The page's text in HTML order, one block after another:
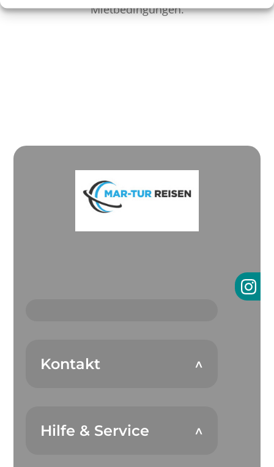
Mietbedingungen.
Kontakt
Hilfe & Service